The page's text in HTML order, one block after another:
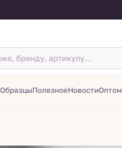
ОбразцыПолезноеНовостиОптом